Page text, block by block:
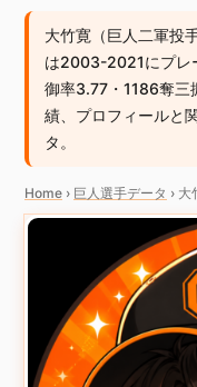
大竹寛（巨人二軍投
は2003-2021にプレ
御率3.77・1186奪三
績、プロフィールと
タ。
Home › 巨人選手データ › 大